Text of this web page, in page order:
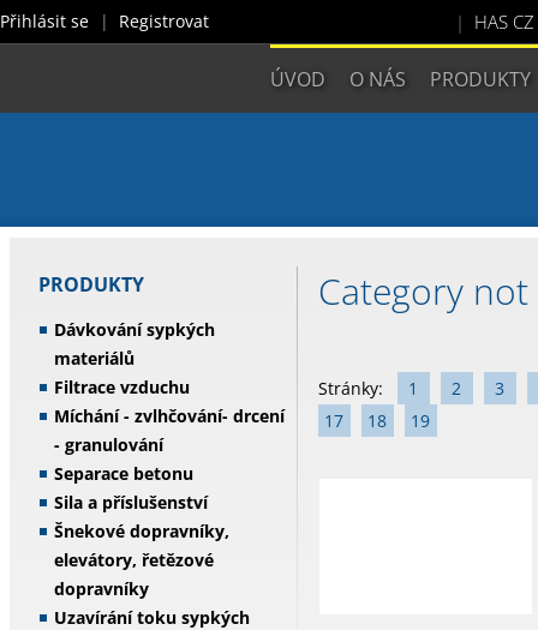
Přihlásit se Registrovat HAS
ÚVOD O NÁS PRODUKTY
PRODUKTY
Dávkování sypkých
materiálů
Filtrace vzduchu
Míchání - zvlhčování- drcení
- granulování
Separace betonu
Sila a příslušenství
Šnekové dopravníky,
elevátory, řetězové
dopravníky
Uzavírání toku sypkých
Category
Stránky: 1 2
3
17
18 19